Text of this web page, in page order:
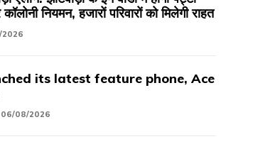
नियमन, हजारों परिवारों को मिलेगी राहत
its latest feature phone, Ace
06/08/2026